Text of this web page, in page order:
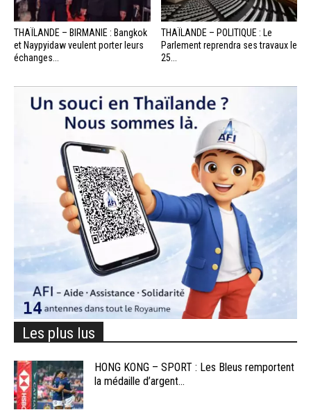
THAÏLANDE – BIRMANIE : Bangkok
et Naypyidaw veulent porter leurs
échanges...
THAÏLANDE – POLITIQUE : Le
Parlement reprendra ses travaux le
25...
Les plus lus
HONG KONG – SPORT : Les Bleus remportent
la médaille d’argent...